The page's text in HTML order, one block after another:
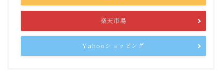
楽天市場
Yahooショッピング